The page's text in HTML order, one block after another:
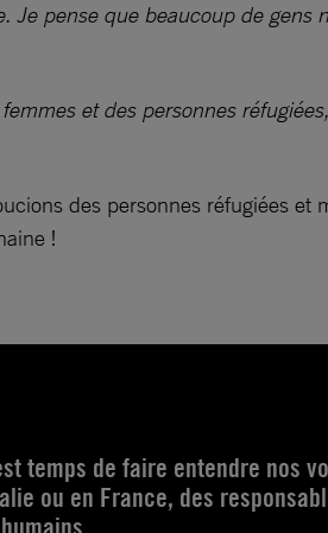
pense que beaucoup de
et des personnes
des personnes réfugiées et
!
temps de faire entendre nos
ou en France, des